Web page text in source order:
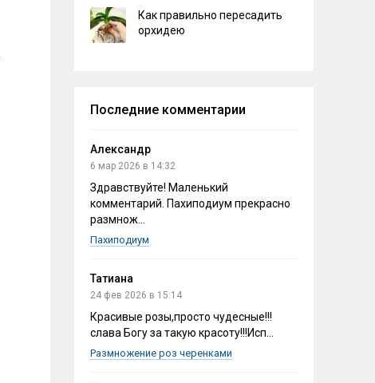
Как правильно пересадить
орхидею
Последние комментарии
Александр
6 мар 2026 в 14:32
Здравствуйте! Маленький
комментарий. Пахиподиум прекрасно
размнож...
Пахиподиум
Татиана
24 фев 2026 в 15:14
Красивые розы,просто чудесные!!!
слава Богу за такую красоту!!!Исп...
Размножение роз черенками